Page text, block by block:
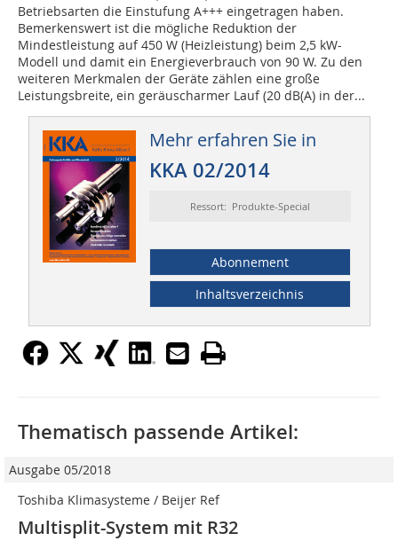
Betriebsarten die Einstufung A+++ eingetragen haben.
Bemerkenswert ist die mögliche Reduktion der
Mindestleistung auf 450 W (Heizleistung) beim 2,5 kW-
Modell und damit ein Energieverbrauch von 90 W. Zu den
weiteren Merkmalen der Geräte zählen eine große
Leistungsbreite, ein geräuscharmer Lauf (20 dB(A) in der...
Mehr erfahren Sie in
KKA 02/2014
Ressort: Produkte-Special
Abonnement
Inhaltsverzeichnis
Thematisch passende Artikel:
Ausgabe 05/2018
Toshiba Klimasysteme / Beijer Ref
Multisplit-System mit R32